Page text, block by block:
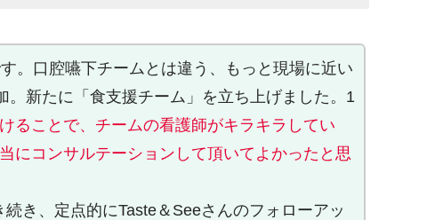
。口腔嚥下チームとは違う、もっと現場に近い
新たに「食支援チーム」を立ち上げました。1
ることで、チームの看護師がキラキラしてい
にコンサルテーションして頂いてよかったと思
き、定点的にTaste＆Seeさんのフォローアッ